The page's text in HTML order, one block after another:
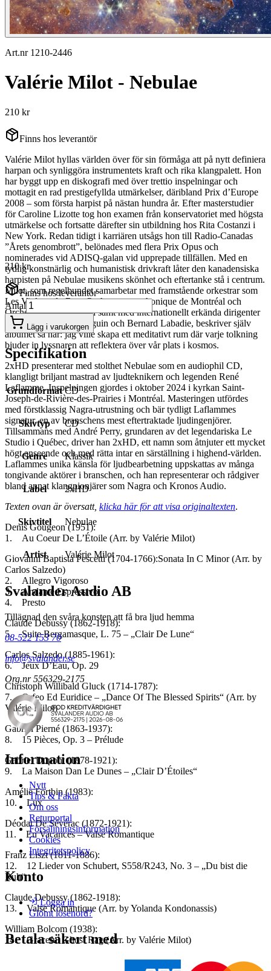
Art.nr 1210-2446
Valérie Milot - Nebulae
210 kr
Finns hos leverantör
Valérie Milot hyllas världen över för sin förmåga att på nytt definiera
harpan och synliggöra instrumentets kraft och rika klangpalett. Hon
har byggt upp en diskografi med över trettio inspelningar och
mottagit en rad prestigefyllda utmärkelser, däribland Prix d’Europe
2008 – som första harpist på nästan hundra år. Efter masterstudier
för Caroline Lizotte tog hon examen från konservatoriet med högsta
utmärkelse och fortsatte därefter sin utbildning hos Rita Costanzi i
New York. Redan tidigt i karriären utsågs hon till Radio-Canadas
”Årets genombrott”, belönades med flera Prix Opus och
nominerades vid ADISQ-galan vid upprepade tillfällen. Med en
tydlig konstnärlig och humanistisk drivkraft låter den kanadensiska
harpisten på Nebulae musikens skönhet och eftertanke stå i centrum.
Milot, som regelbundet samarbetar med framstående orkestrar som
Les Violons du Roy, Orchestre symphonique de Montréal och
Orchestre Métropolitain samt med internationellt erkända dirigenter
som Yannick Nézet-Séguin och Bernard Labadie, beskriver själv
albumet så här: jag ville skapa ett meditativt rum där varje tolkning
bjuder in lyssnaren att reflektera över vår plats i kosmos.
2xHD presenterar med stolthet Nebulae som en audiophil CD,
klangligt briljant mastrad av ljudteknikern och legenden René
Laflamme. Inspelningen gjordes i oktober 2024 i kyrkan Saint-
Joseph-de-Rivière-des-Prairies i Montréal. Masteringen utfördes
med förstklassig Nagra-utrustning och bär tydligt Laflammes
signatur, en av branschens mest eftertraktade ljudingenjörer.
Tillsammans med André Perry, grundaren av det legendariska Le
Studio i Québec, driver han 2xHD, ett namn som åtnjuter ett mycket
högt anseende och med rätta intar en särställning i highend-världen.
Laflammes unika känsla för ljudbearbetning uppskattas av många
tongivande aktörer i branschen, och han representerar och rådgiver
bland annat klangpionjärer som Nagra och Kronos Audio.
Texten ovan är översatt, klicka här för att visa originaltexten.
Denis Gougeon (1951):
1. Au Coeur De L’Étoile (Arr. by Valérie Milot)
Giovanni Baptista Pescetti (1704-1766):Sonata In C Minor (Arr. by
Carlos Salzedo)
2. Allegro Vigoroso
3. Andante Espressivo
4. Presto
Claude Debussy (1862-1918):
5. Suite Bergamasque, L. 75 – „Clair De Lune“
Carlos Salzedo (1885-1961):
6. Jeux D’Eau, Op. 29
Christoph Willibald Gluck (1714-1787):
7. Orfeo Ed Euridice – „Dance Of The Blessed Spirits“ (Arr. by
Valérie Milot)
Gabriel Pierné (1863-1937):
8. 15 Pièces, Op. 3 – Prélude
Gabriel Dupont (1878-1921):
9. La Maison Dan Le Dunes – „Clair D’Étoiles“
Amélie Fortbin (1983):
10. Lux
Déodat De Sévérac (1872-1921):
11. En Vacances – Valse Romantique
Franz Liszt (1811-1886):
12. 12 Lieder von Schubert, S558/R243, No. 3 – „Du bist die
Ruh“
Claude Debussy (1862-1918):
13. Valse Romantique (Arr. by Yolanda Kondonassis)
William Bolcom (1938):
14. Graceful Ghost Rag (Arr. by Valérie Milot)
210 kr
Finns hos leverantör
Antal
Lägg i varukorgen
Specifikation
Grundformat CD
Skivtyp CD
Genre Klassik
Label 2xHD
Skivtitel Nebulae
Artist Valérie Milot
Svalander Audio AB
Tillägnad den svåra konsten att få bra ljud hemma
08-522 153 70
info@svalander.se
Org.nr 556329-2175
Information
Nytt
Tips & Fakta
Om oss
Returportal
Försäljningsinformation
Cookies
Integritetspolicy
Konto
Logga in
Glömt lösenord?
Betala säkert med